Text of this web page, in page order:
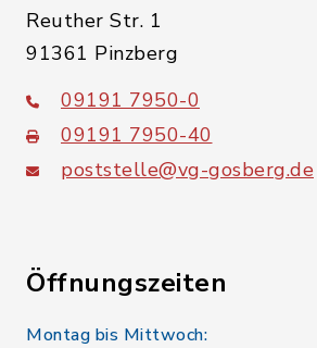
Reuther Str. 1
91361 Pinzberg
09191 7950-0
09191 7950-40
poststelle@vg-gosberg.de
Öffnungszeiten
Montag bis Mittwoch: